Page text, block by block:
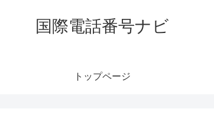
国際電話番号ナビ
トップページ